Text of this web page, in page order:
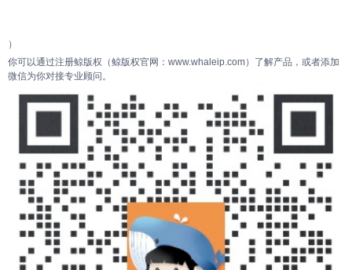
）
你可以通过注册鲸版权（鲸版权官网：www.whaleip.com）了解产品，或者添加
微信为你对接专业顾问。